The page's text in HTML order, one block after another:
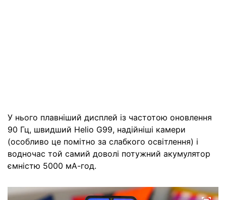
У нього плавніший дисплей із частотою оновлення
90 Гц, швидший Helio G99, надійніші камери
(особливо це помітно за слабкого освітлення) і
водночас той самий доволі потужний акумулятор
ємністю 5000 мА-год.